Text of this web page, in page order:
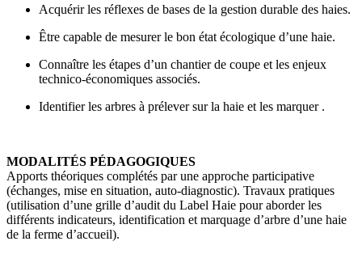
Acquérir les réflexes de bases de la gestion durable des haies.
Être capable de mesurer le bon état écologique d’une haie.
Connaître les étapes d’un chantier de coupe et les enjeux
technico-économiques associés.
Identifier les arbres à prélever sur la haie et les marquer .
MODALITÉS PÉDAGOGIQUES
Apports théoriques complétés par une approche participative
(échanges, mise en situation, auto-diagnostic). Travaux pratiques
(utilisation d’une grille d’audit du Label Haie pour aborder les
différents indicateurs, identification et marquage d’arbre d’une haie
de la ferme d’accueil).